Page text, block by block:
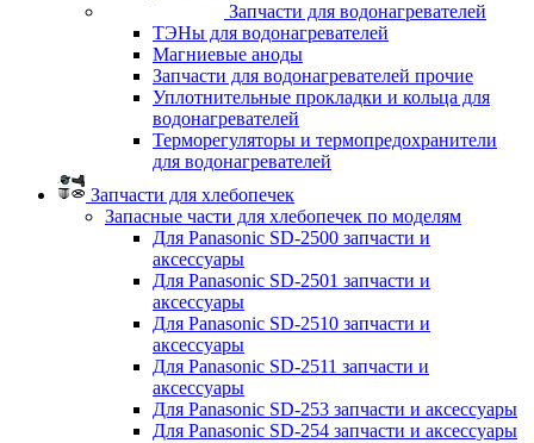
Запчасти для водонагревателей
ТЭНы для водонагревателей
Магниевые аноды
Запчасти для водонагревателей прочие
Уплотнительные прокладки и кольца для
водонагревателей
Терморегуляторы и термопредохранители
для водонагревателей
Запчасти для хлебопечек
Запасные части для хлебопечек по моделям
Для Panasonic SD-2500 запчасти и
аксессуары
Для Panasonic SD-2501 запчасти и
аксессуары
Для Panasonic SD-2510 запчасти и
аксессуары
Для Panasonic SD-2511 запчасти и
аксессуары
Для Panasonic SD-253 запчасти и аксессуары
Для Panasonic SD-254 запчасти и аксессуары